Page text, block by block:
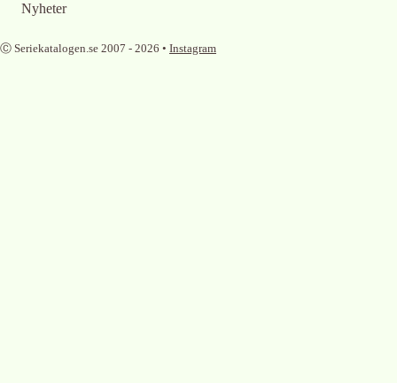
Nyheter
Ⓒ Seriekatalogen.se 2007 - 2026 • Instagram